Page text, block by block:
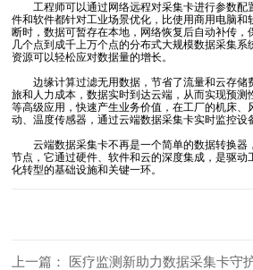
工程师可以通过网络远程对采集卡进行参数配
件和软件都针对工业场景优化，比使用商用电脑和
断时，数据可暂存在本地，网络恢复后自动补传，
几个点到成千上万个点的分布式大规模数据采集
资源可以轻松应对数据量的增长。
边缘计算过滤无用数据，节省了流量和云存储
旅和人力成本，数据实时到达云端，从而实现预测
等高级应用，快速产生业务价值，在工厂的机床、
动、温度传感器，通过云端数据采集卡实时监控设
云端数据采集卡不再是一个简单的数据转换器
节点，它通过硬件、软件和云的深度集成，是驱动
化转型的基础设施和关键一环。
上一篇： 医疗监测新助力数据采集卡守